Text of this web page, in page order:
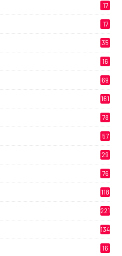
17
17
35
16
69
161
78
57
29
76
118
221
134
16